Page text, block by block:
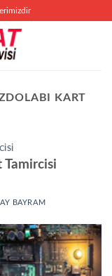
KART
Tamircisi
BAYRAM